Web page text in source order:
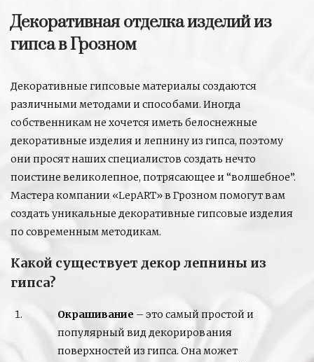
Декоративная отделка изделий из
гипса в Грозном
Декоративные гипсовые материалы создаются
различными методами и способами. Иногда
собственникам не хочется иметь белоснежные
декоративные изделия и лепнину из гипса, поэтому
они просят наших специалистов создать нечто
поистине великолепное, потрясающее и “волшебное”.
Мастера компании «LepART» в Грозном помогут вам
создать уникальные декоративные гипсовые изделия
по современным методикам.
Какой существует декор лепнины из
гипса?
Окрашивание – это самый простой и
популярный вид декорирования
поверхностей из гипса. Она может